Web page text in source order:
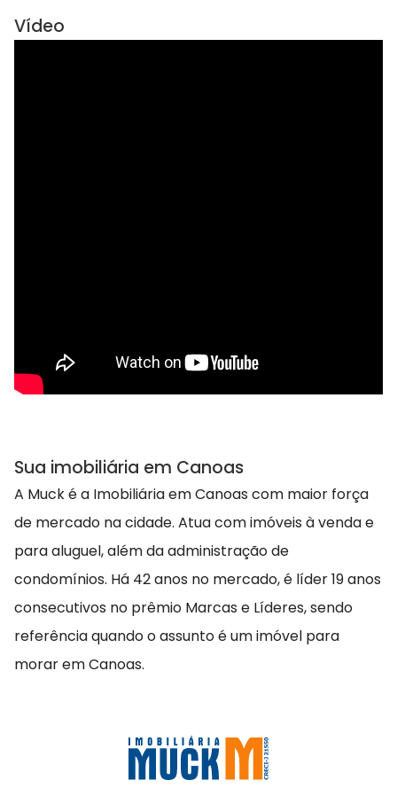
Vídeo
Sua imobiliária em Canoas
A Muck é a Imobiliária em Canoas com maior força
de mercado na cidade. Atua com imóveis à venda e
para aluguel, além da administração de
condomínios. Há 42 anos no mercado, é líder 19 anos
consecutivos no prêmio Marcas e Líderes, sendo
referência quando o assunto é um imóvel para
morar em Canoas.